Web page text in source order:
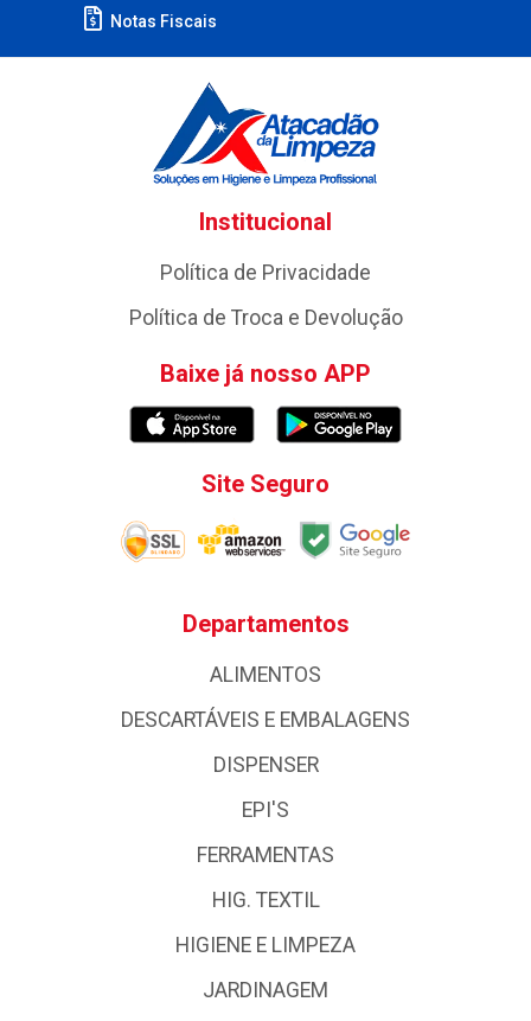
Notas Fiscais
Institucional
Política de Privacidade
Política de Troca e Devolução
Baixe já nosso APP
Site Seguro
Departamentos
ALIMENTOS
DESCARTÁVEIS E EMBALAGENS
DISPENSER
EPI'S
FERRAMENTAS
HIG. TEXTIL
HIGIENE E LIMPEZA
JARDINAGEM